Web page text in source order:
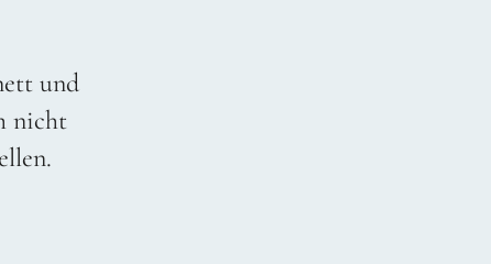
und
nicht